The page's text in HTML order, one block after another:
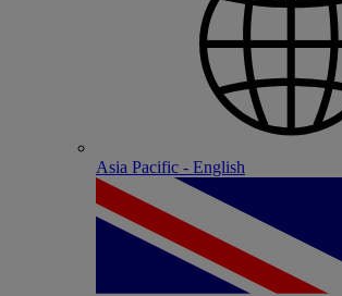
Asia Pacific - English